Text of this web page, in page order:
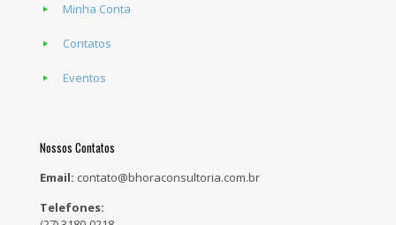
Minha Conta
Contatos
Eventos
Nossos Contatos
Email: contato@bhoraconsultoria.com.br
Telefones: